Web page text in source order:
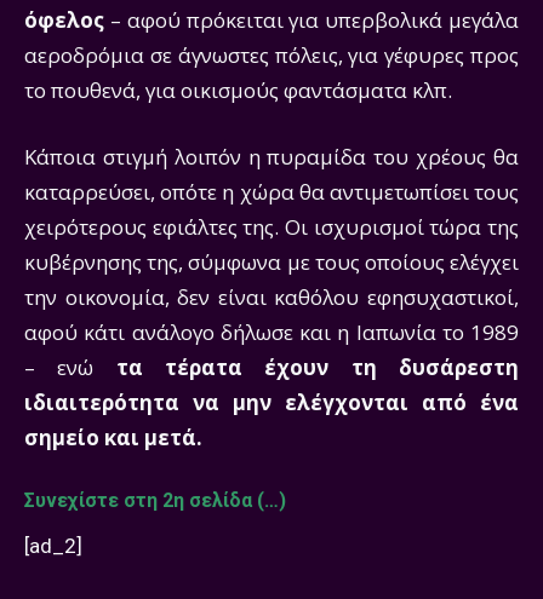
όφελος – αφού πρόκειται για υπερβολικά μεγάλα
αεροδρόμια σε άγνωστες πόλεις, για γέφυρες προς
το πουθενά, για οικισμούς φαντάσματα κλπ.
Κάποια στιγμή λοιπόν η πυραμίδα του χρέους θα
καταρρεύσει, οπότε η χώρα θα αντιμετωπίσει τους
χειρότερους εφιάλτες της. Οι ισχυρισμοί τώρα της
κυβέρνησης της, σύμφωνα με τους οποίους ελέγχει
την οικονομία, δεν είναι καθόλου εφησυχαστικοί,
αφού κάτι ανάλογο δήλωσε και η Ιαπωνία το 1989
– ενώ τα τέρατα έχουν τη δυσάρεστη
ιδιαιτερότητα να μην ελέγχονται από ένα
σημείο και μετά.
Συνεχίστε στη 2η σελίδα (…)
[ad_2]